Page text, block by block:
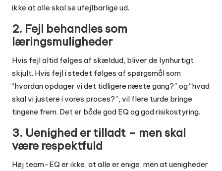
ikke at alle skal se ufejlbarlige ud.
2. Fejl behandles som
læringsmuligheder
Hvis fejl altid følges af skældud, bliver de lynhurtigt
skjult. Hvis fejl i stedet følges af spørgsmål som
“hvordan opdager vi det tidligere næste gang?” og “hvad
skal vi justere i vores proces?”, vil flere turde bringe
tingene frem. Det er både god EQ og god risikostyring.
3. Uenighed er tilladt – men skal
være respektfuld
Høj team-EQ er ikke, at alle er enige, men at uenigheder